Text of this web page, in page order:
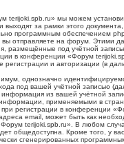
terijoki.spb.ru» мы можем
за рамки этого документа,
программным обеспечением
отправляете на форум. Этими
размещённые под учётной
в конференции «Форум
регистрации и авторизации (в
однозначно
под вашей учётной записью
из вашей учётной
применяемыми в
регистрации в конференции
email, может быть как
terijoki.spb.ru». В любом
общедоступна. Кроме того, у
сгенерированных